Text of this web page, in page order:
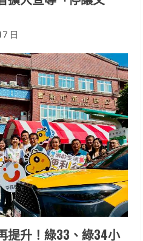
日
提升！綠33、綠34小